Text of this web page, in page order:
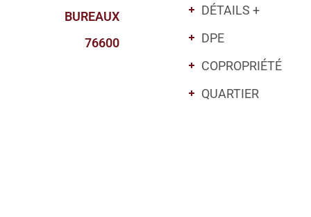
BUREAUX
76600
DÉTAILS +
DPE
COPROPRIÉTÉ
QUARTIER